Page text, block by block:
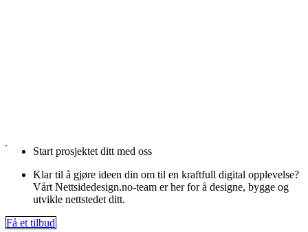
Start prosjektet ditt med oss
Klar til å gjøre ideen din om til en kraftfull digital opplevelse?
Vårt Nettsidedesign.no-team er her for å designe, bygge og
utvikle nettstedet ditt.
Få et tilbud